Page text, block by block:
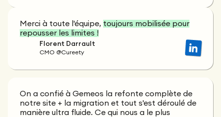
Merci à toute l'équipe, toujours mobilisée pour
repousser les limites !
Florent Darrault
CMO @Cureety
On a confié à Gemeos la refonte complète de
notre site + la migration et tout s'est déroulé de
manière ultra fluide. Ce qui nous a le plus